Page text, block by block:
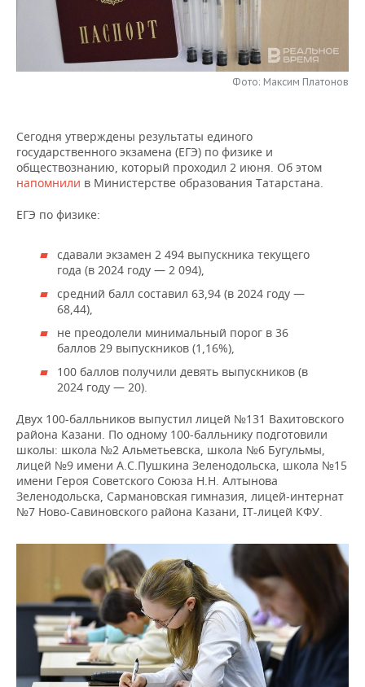
НЕФТЕХИМИЯ
НЕФТЬ
РОЗНИЧНАЯ ТОРГОВЛЯ
ТРАНСПОРТ
НОВОСТИ ТЕХНОЛОГИЙ
IT
ТЕЛЕКОММУНИКАЦИИ
МЕРОПРИЯТИЯ
НОВОСТИ МЕРОПРИЯТИЙ
БИЗНЕС-БРАНЧИ
ONLINE-КОНФЕРЕНЦИИ
ОТКРЫТАЯ ЛЕКЦИЯ
СПОРТ
ФУТБОЛ
ХОККЕЙ
БАСКЕТБОЛ
ВОЛЕЙБОЛ
КИБЕРСПОРТ
ФИГУРНОЕ КАТАНИЕ
ВОДНЫЕ ВИДЫ СПОРТА
НОВОСТИ ОБЩЕСТВА
ВЛАСТЬ
ИНФРАСТРУКТУРА
ИСТОРИЯ
КУЛЬТУРА
МЕДИЦИНА
ОБРАЗОВАНИЕ
ФОТОГАЛЕРЕЯ
СЮЖЕТЫ
СПРАВОЧНИК
СПИСОК ПЕРСОН
СПИСОК КОМПАНИЙ
ПОЛНАЯ ВЕРСИЯ
Фото: Максим Платонов
Сегодня утверждены результаты единого
государственного экзамена (ЕГЭ) по физике и
обществознанию, который проходил 2 июня. Об этом
напомнили в Министерстве образования Татарстана.
ЕГЭ по физике:
сдавали экзамен 2 494 выпускника текущего
года (в 2024 году — 2 094),
средний балл составил 63,94 (в 2024 году —
68,44),
не преодолели минимальный порог в 36
баллов 29 выпускников (1,16%),
100 баллов получили девять выпускников (в
2024 году — 20).
Двух 100-балльников выпустил лицей №131 Вахитовского
района Казани. По одному 100-балльнику подготовили
школы: школа №2 Альметьевска, школа №6 Бугульмы,
лицей №9 имени А.С.Пушкина Зеленодольска, школа №15
имени Героя Советского Союза Н.Н. Алтынова
Зеленодольска, Сармановская гимназия, лицей-интернат
№7 Ново-Савиновского района Казани, IT-лицей КФУ.